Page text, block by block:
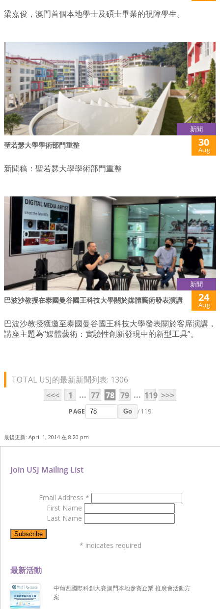
梁嘉俊，澳門首個本地學士及碩士畢業的視障學生。
新聞
聖若瑟大學學術部門重整 30
Aug
新聞稿：聖若瑟大學學術部門重整
新聞
巴波沙教授在泰國曼谷國王科技大學關於媒體藝術發表演講 24
Aug
巴波沙教授獲邀至泰國曼谷國王科技大學發表關於客席演講，
講座主題為“媒體藝術：實驗性創新發現中的新型工具”。
TOTAL USJ的最新新聞列表: 1306
<<<
1 ... 77 78 79 ... 119 >>>
PAGE Go / 119
最後更新: April 1, 2014 在 8:20 pm
最新活動
中葡西國際科創大賽澳門本地參賽企業 推廣會活動方
案
Join USJ Mailing List
Email Address *
First Name
Last Name
* indicates required